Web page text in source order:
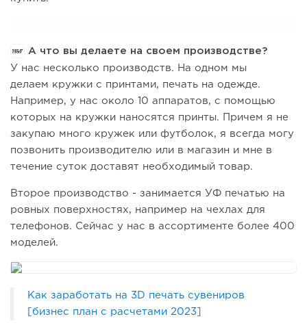
А что вы делаете на своем производстве?
У нас несколько производств. На одном мы
делаем кружки с принтами, печать на одежде.
Например, у нас около 10 аппаратов, с помощью
которых на кружки наносятся принты. Причем я не
закупаю много кружек или футболок, я всегда могу
позвонить производителю или в магазин и мне в
течение суток доставят необходимый товар.
Второе производство - занимается УФ печатью на
ровных поверхностях, например на чехлах для
телефонов. Сейчас у нас в ассортименте более 400
моделей.
Как заработать на 3D печать сувениров
[бизнес план с расчетами 2023]